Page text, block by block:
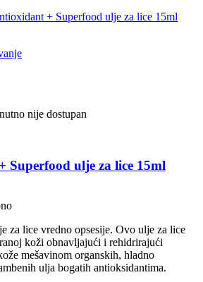
nije dostupan
Superfood ulje za lice 15ml
za lice vredno opsesije. Ovo ulje za lice
koži obnavljajući i rehidrirajući
mešavinom organskih, hladno
ulja bogatih antioksidantima.